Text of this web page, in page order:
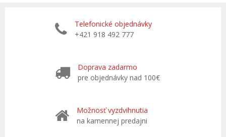
Telefonické objednávky
+421 918 492 777
Doprava zadarmo
pre objednávky nad 100€
Možnosť vyzdvihnutia
na kamennej predajni